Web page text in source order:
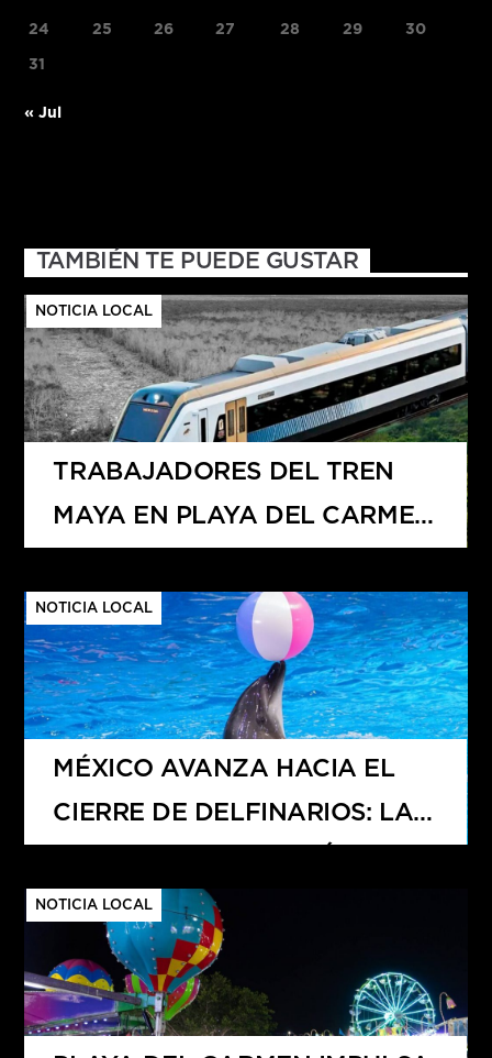
24 25 26 27 28 29 30
31
« Jul
TAMBIÉN TE PUEDE GUSTAR
NOTICIA LOCAL
TRABAJADORES DEL TREN
MAYA EN PLAYA DEL CARMEN
PAGO DE BONO PROMETIDO
NOTICIA LOCAL
MÉXICO AVANZA HACIA EL
CIERRE DE DELFINARIOS: LA
QUINTANA ROO CON LA
PÉRDIDA DE MÁS DE 1,800
EMPLEOS
NOTICIA LOCAL